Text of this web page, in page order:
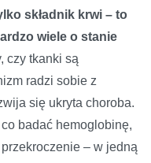
składnik krwi – to
wiele o stanie
czy tkanki są
radzi sobie z
się ukryta choroba.
badać hemoglobinę,
– w jedną